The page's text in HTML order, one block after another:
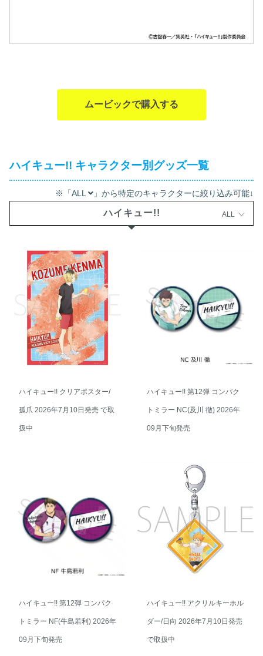
ムービックで購入する
ハイキュー!! キャラクター別グッズ一覧
※「ALL 」から特定のキャラクターに絞り込み可能↓
ハイキュー!! ALL
ハイキュー!! クリアポスター/
孤爪 2026年7月10日発売 で取
扱中
ハイキュー!! 第12弾 コンパク
トミラー NC(及川 徹) 2026年
09月下旬発売
ハイキュー!! 第12弾 コンパク
トミラー NF(牛島若利) 2026年
09月下旬発売
ハイキュー!! アクリルキーホル
ダー/日向 2026年7月10日発売
で取扱中